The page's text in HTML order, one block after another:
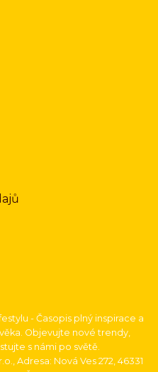
- Časopis plný inspirace a
Objevujte nové trendy,
s námi po světě.
Adresa: Nová Ves 272, 46331